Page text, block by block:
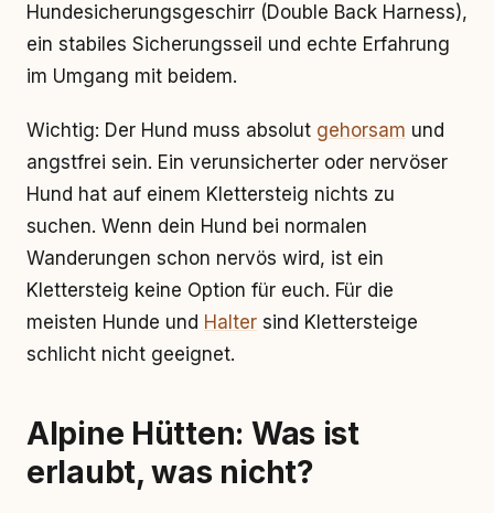
Hundesicherungsgeschirr (Double Back Harness),
ein stabiles Sicherungsseil und echte Erfahrung
im Umgang mit beidem.
Wichtig: Der Hund muss absolut gehorsam und
angstfrei sein. Ein verunsicherter oder nervöser
Hund hat auf einem Klettersteig nichts zu
suchen. Wenn dein Hund bei normalen
Wanderungen schon nervös wird, ist ein
Klettersteig keine Option für euch. Für die
meisten Hunde und Halter sind Klettersteige
schlicht nicht geeignet.
Alpine Hütten: Was ist
erlaubt, was nicht?